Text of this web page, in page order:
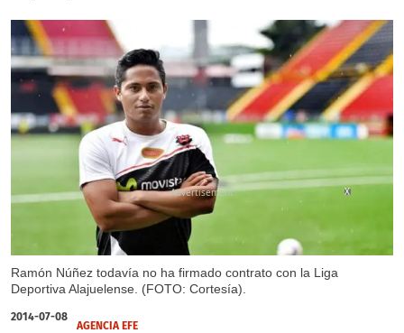
Ramón Núñez todavía no ha firmado contrato con la Liga
Deportiva Alajuelense. (FOTO: Cortesía).
X
2014-07-08
AGENCIA EFE